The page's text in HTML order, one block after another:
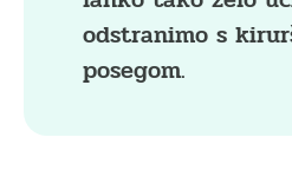
odstranimo s
posegom.